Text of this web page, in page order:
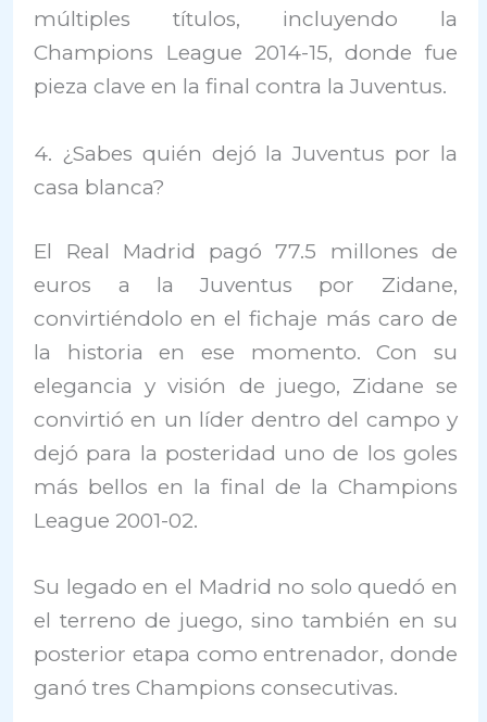
múltiples títulos, incluyendo la
Champions League 2014-15, donde fue
pieza clave en la final contra la Juventus.
4. ¿Sabes quién dejó la Juventus por la
casa blanca?
El Real Madrid pagó 77.5 millones de
euros a la Juventus por Zidane,
convirtiéndolo en el fichaje más caro de
la historia en ese momento. Con su
elegancia y visión de juego, Zidane se
convirtió en un líder dentro del campo y
dejó para la posteridad uno de los goles
más bellos en la final de la Champions
League 2001-02.
Su legado en el Madrid no solo quedó en
el terreno de juego, sino también en su
posterior etapa como entrenador, donde
ganó tres Champions consecutivas.